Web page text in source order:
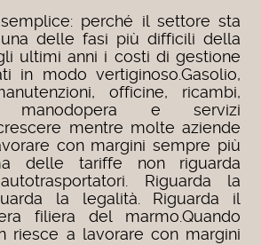
perché il settore sta
una delle fasi più difficili della
ultimi anni i costi di gestione
in modo vertiginoso.Gasolio,
officine, ricambi,
manodopera e servizi
mentre molte aziende
con margini sempre più
delle tariffe non riguarda
Riguarda la
la legalità. Riguarda il
filiera del marmo.Quando
riesce a lavorare con margini